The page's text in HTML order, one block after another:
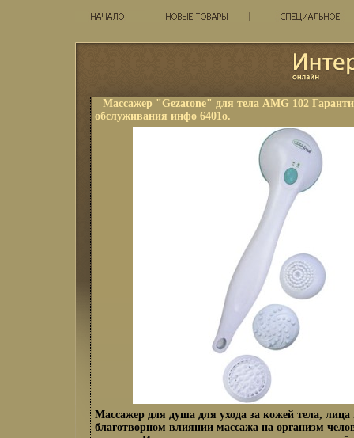
Массажер "Gezatone" для тела AMG 102
обслуживания инфо 6401o.
Массажер для душа для ухода за кожей тела,
благотворном влиянии массажа на организм